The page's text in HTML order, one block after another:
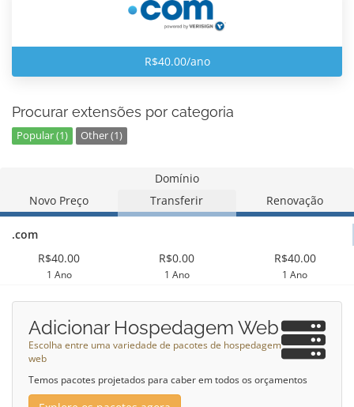
R$40.00/ano
Procurar extensões por categoria
Popular (1) Other (1)
Domínio
Novo Preço
Transferir Renovação
.com
R$40.00
1 Ano
R$0.00
1 Ano
R$40.00
1 Ano
Adicionar Hospedagem Web
Escolha entre uma variedade de pacotes de hospedagem
web
Temos pacotes projetados para caber em todos os orçamentos